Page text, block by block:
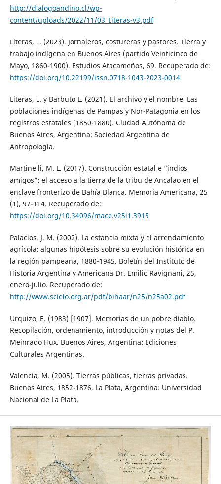
http://dialogoandino.cl/wp-
content/uploads/2022/11/03_Literas-v3.pdf
Literas, L. (2023). Jornaleros, costureras y pastores. Tierra y
trabajo indígena en Buenos Aires (partido Veinticinco de
Mayo, 1860-1900). Estudios Atacameños, 69. Recuperado de:
https://doi.org/10.22199/issn.0718-1043-2023-0014
Literas, L. y Barbuto L. (2021). El archivo y el nombre. Las
poblaciones indígenas de Pampas y Nor-Patagonia en los
registros estatales (1850-1880). Ciudad Autónoma de
Buenos Aires, Argentina: Sociedad Argentina de
Antropología.
Martinelli, M. L. (2017). Construcción estatal e “indios
amigos”: el acceso a la tierra de la tribu de Ancalao en el
enclave fronterizo de Bahía Blanca. Memoria Americana, 25
(1), 97-114. Recuperado de:
https://doi.org/10.34096/mace.v25i1.3915
Palacios, J. M. (2002). La estancia mixta y el arrendamiento
agrícola: algunas hipótesis sobre su evolución histórica en
la región pampeana, 1880-1945. Boletín del Instituto de
Historia Argentina y Americana Dr. Emilio Ravignani, 25,
enero-julio. Recuperado de:
http://www.scielo.org.ar/pdf/bihaar/n25/n25a02.pdf
Urquizo, E. (1983) [1907]. Memorias de un pobre diablo.
Recopilación, ordenamiento, introducción y notas del P.
Meinrado Hux. Buenos Aires, Argentina: Ediciones
Culturales Argentinas.
Valencia, M. (2005). Tierras públicas, tierras privadas.
Buenos Aires, 1852-1876. La Plata, Argentina: Universidad
Nacional de La Plata.